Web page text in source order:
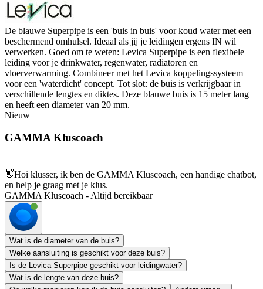
De blauwe Superpipe is een 'buis in buis' voor koud water met een
beschermend omhulsel. Ideaal als jij je leidingen ergens IN wil
verwerken. Goed om te weten: Levica Superpipe is een flexibele
leiding voor je drinkwater, regenwater, radiatoren en
vloerverwarming. Combineer met het Levica koppelingssysteem
voor een 'waterdicht' concept. Tot slot: de buis is verkrijgbaar in
verschillende lengtes en diktes. Deze blauwe buis is 15 meter lang
en heeft een diameter van 20 mm.
Nieuw
GAMMA Kluscoach
👋Hoi klusser, ik ben de GAMMA Kluscoach, een handige chatbot,
en help je graag met je klus.
GAMMA Kluscoach - Altijd bereikbaar
Wat is de diameter van de buis?
Welke aansluiting is geschikt voor deze buis?
Is de Levica Superpipe geschikt voor leidingwater?
Wat is de lengte van deze buis?